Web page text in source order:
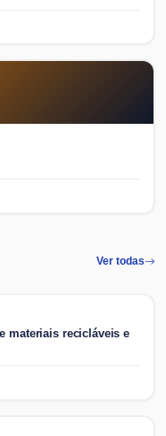
Ver todas
materiais recicláveis e